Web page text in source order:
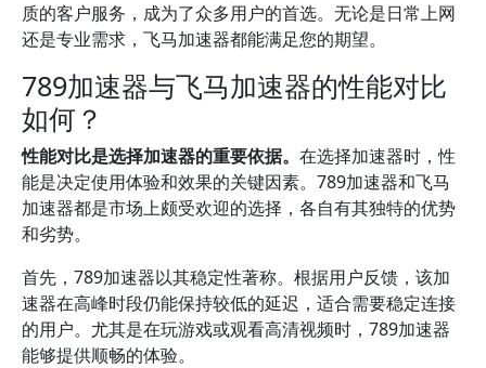
质的客户服务，成为了众多用户的首选。无论是日常上网
还是专业需求，飞马加速器都能满足您的期望。
789加速器与飞马加速器的性能对比
如何？
性能对比是选择加速器的重要依据。 在选择加速器时，性
能是决定使用体验和效果的关键因素。789加速器和飞马
加速器都是市场上颇受欢迎的选择，各自有其独特的优势
和劣势。
首先，789加速器以其稳定性著称。根据用户反馈，该加
速器在高峰时段仍能保持较低的延迟，适合需要稳定连接
的用户。尤其是在玩游戏或观看高清视频时，789加速器
能够提供顺畅的体验。